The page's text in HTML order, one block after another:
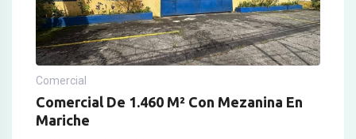
Comercial
Comercial De 1.460 M² Con Mezanina En
Mariche